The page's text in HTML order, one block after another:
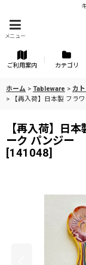
メニュー
ご利用案内 カテゴリ
ホーム > Tableware > カ
>
【再入荷】日本製 フラ
【再入荷】日
ーク パンジー
[141048]